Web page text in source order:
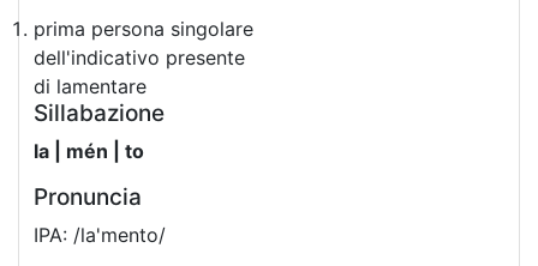
prima persona singolare
dell'indicativo presente
di lamentare
Sillabazione
la | mén | to
Pronuncia
IPA: /la'mento/